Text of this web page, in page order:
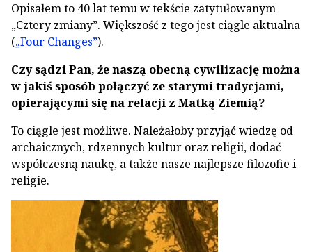
Opisałem to 40 lat temu w tekście zatytułowanym
„Cztery zmiany”. Większość z tego jest ciągle aktualna
(„Four Changes”).
Czy sądzi Pan, że naszą obecną cywilizację można
w jakiś sposób połączyć ze starymi tradycjami,
opierającymi się na relacji z Matką Ziemią?
To ciągle jest możliwe. Należałoby przyjąć wiedzę od
archaicznych, rdzennych kultur oraz religii, dodać
współczesną naukę, a także nasze najlepsze filozofie i
religie.